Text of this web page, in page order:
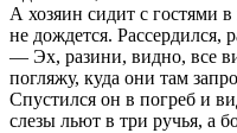
А хозяин сидит с гостями
не дождется. Рассердился,
— Эх, разини, видно, все
погляжу, куда они там
Спустился он в погреб и
слезы льют в три ручья, а